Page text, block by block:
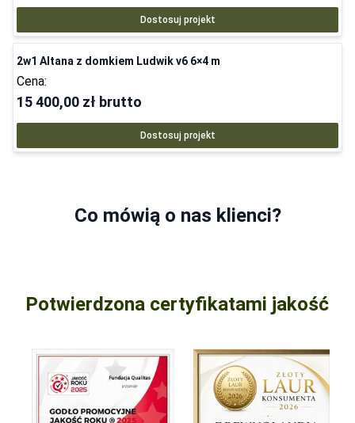
Dostosuj projekt
2w1 Altana z domkiem Ludwik v6 6×4 m
Cena:
15 400,00 zł brutto
Dostosuj projekt
Co mówią o nas klienci?
Potwierdzona certyfikatami jakość